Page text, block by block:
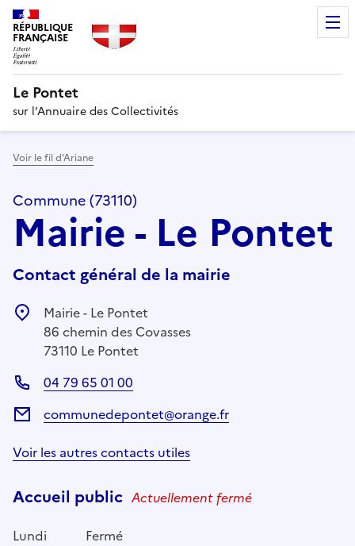
RÉPUBLIQUE
FRANÇAISE
Le Pontet
sur l’Annuaire des Collectivités
Voir le fil d’Ariane
Commune (73110)
Mairie - Le Pontet
Contact général de la mairie
Mairie - Le Pontet
86 chemin des Covasses
73110 Le Pontet
04 79 65 01 00
communedepontet@orange.fr
Voir les autres contacts utiles
Accueil public Actuellement fermé
Lundi
Fermé